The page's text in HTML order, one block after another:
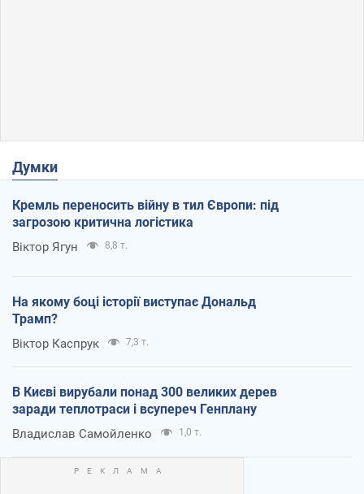
Думки
Кремль переносить війну в тил Європи: під
загрозою критична логістика
Віктор Ягун 8,8 т.
На якому боці історії виступає Дональд
Трамп?
Віктор Каспрук 7,3 т.
В Києві вирубали понад 300 великих дерев
заради теплотраси і всупереч Генплану
Владислав Самойленко 1,0 т.